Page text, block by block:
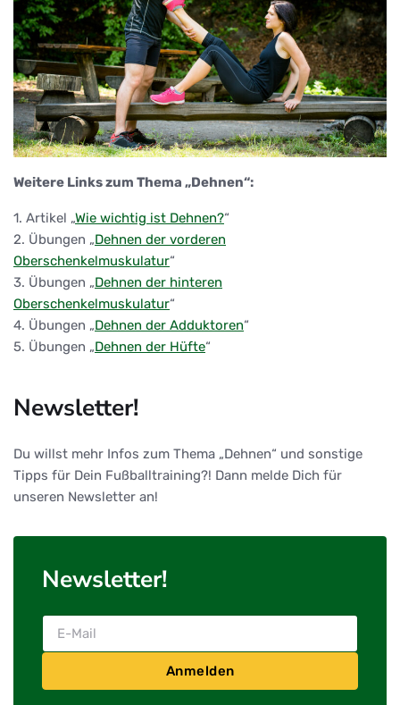
Weitere Links zum Thema „Dehnen“:
1. Artikel „Wie wichtig ist Dehnen?“
2. Übungen „Dehnen der vorderen
Oberschenkelmuskulatur“
3. Übungen „Dehnen der hinteren
Oberschenkelmuskulatur“
4. Übungen „Dehnen der Adduktoren“
5. Übungen „Dehnen der Hüfte“
Newsletter!
Du willst mehr Infos zum Thema „Dehnen“ und sonstige
Tipps für Dein Fußballtraining?! Dann melde Dich für
unseren Newsletter an!
Newsletter!
Anmelden